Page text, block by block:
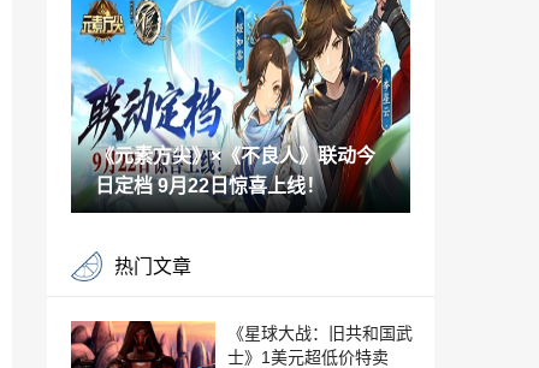
月8日发售
2022-09-11
D23展会：《重返猴岛》开发者更新预告
片
2022-09-11
雷曼归来！《马力欧+疯狂兔子星耀之愿》
DLC公布
2022-09-11
戏本体光盘
5款未来《刺客信条》公布：中国+日本
+恐怖+多人游戏
《元素方尖》×《不良人》联动今
日定档 9月22日惊喜上线！
热门文章
《星球大战：旧共和国武
士》1美元超低价特卖